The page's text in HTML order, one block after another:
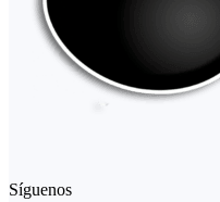
Síguenos